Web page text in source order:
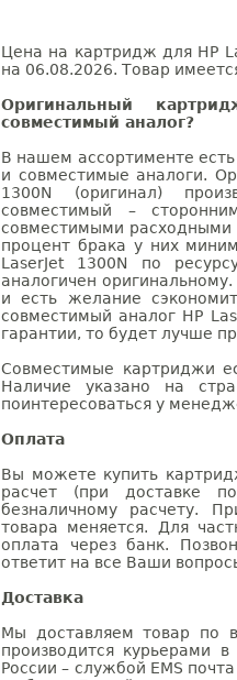
Цена на картридж для HP
на 06.08.2026. Товар
Оригинальный
совместимый аналог?
В нашем ассортименте
и совместимые аналоги.
1300N (оригинал)
совместимый –
совместимыми расходными
процент брака у них
LaserJet 1300N по
аналогичен
и есть желание
совместимый аналог HP
гарантии, то будет лучше
Совместимые картриджи
Наличие указано на
поинтересоваться у
Оплата
Вы можете купить
расчет (при доставке
безналичному расчету.
товара меняется. Для
оплата через банк.
ответит на все Ваши
Доставка
Мы доставляем товар по
производится курьерами
России – службой EMS